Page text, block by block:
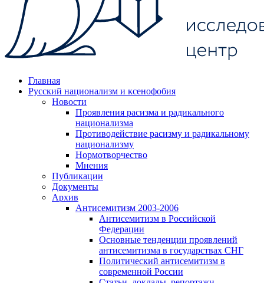
Главная
Русский национализм и ксенофобия
Новости
Проявления расизма и радикального
национализма
Противодействие расизму и радикальному
национализму
Нормотворчество
Мнения
Публикации
Документы
Архив
Антисемитизм 2003-2006
Антисемитизм в Российской
Федерации
Основные тенденции проявлений
антисемитизма в государствах СНГ
Политический антисемитизм в
современной России